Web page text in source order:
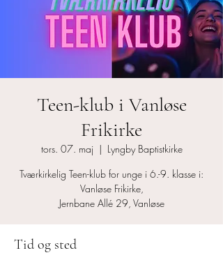
Teen-klub i Vanløse
Frikirke
tors. 07. maj
  |
Lyngby Baptistkirke
Tværkirkelig Teen-klub for unge i 6.-9. klasse i:
Vanløse Frikirke,
Jernbane Allé 29, Vanløse
Tid og sted